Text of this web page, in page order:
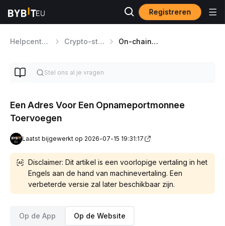
Registreren
Helpcentrum Crypto-stortingen/opnames On-chain Crypto opnames
Een Adres Voor Een Opnameportmonnee
Toervoegen
Laatst bijgewerkt op 2026-07-15 19:31:17
Disclaimer: Dit artikel is een voorlopige vertaling in het
Engels aan de hand van machinevertaling. Een
verbeterde versie zal later beschikbaar zijn.
Op de App Op de Website